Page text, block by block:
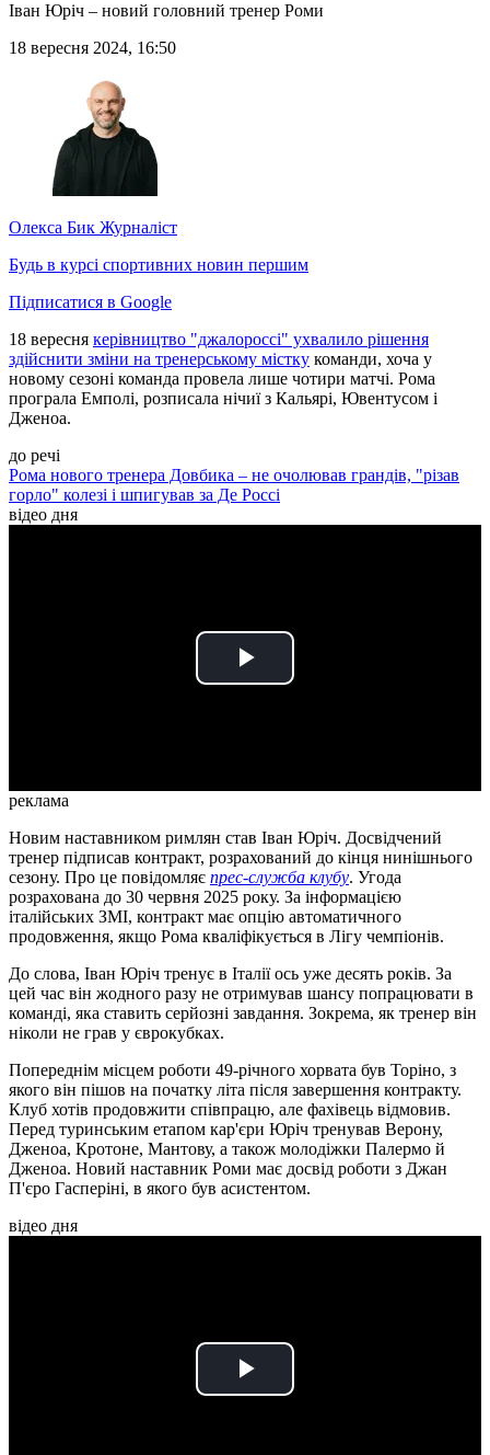
Іван Юріч – новий головний тренер Роми
18 вересня 2024, 16:50
Олекса Бик Журналіст
Будь в курсі спортивних новин першим
Підписатися в Google
18 вересня керівництво "джалороссі" ухвалило рішення
здійснити зміни на тренерському містку команди, хоча у
новому сезоні команда провела лише чотири матчі. Рома
програла Емполі, розписала нічиї з Кальярі, Ювентусом і
Дженоа.
до речі
Рома нового тренера Довбика – не очолював грандів, "різав
горло" колезі і шпигував за Де Россі
відео дня
Play
реклама
Новим наставником римлян став Іван Юріч. Досвідчений
тренер підписав контракт, розрахований до кінця нинішнього
сезону. Про це повідомляє прес-служба клубу. Угода
розрахована до 30 червня 2025 року. За інформацією
італійських ЗМІ, контракт має опцію автоматичного
продовження, якщо Рома кваліфікується в Лігу чемпіонів.
До слова, Іван Юріч тренує в Італії ось уже десять років. За
цей час він жодного разу не отримував шансу попрацювати в
команді, яка ставить серйозні завдання. Зокрема, як тренер він
ніколи не грав у єврокубках.
Попереднім місцем роботи 49-річного хорвата був Торіно, з
якого він пішов на початку літа після завершення контракту.
Клуб хотів продовжити співпрацю, але фахівець відмовив.
Перед туринським етапом кар'єри Юріч тренував Верону,
Дженоа, Кротоне, Мантову, а також молодіжки Палермо й
Дженоа. Новий наставник Роми має досвід роботи з Джан
П'єро Гасперіні, в якого був асистентом.
відео дня
Play